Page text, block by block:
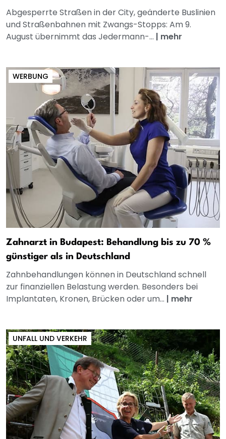
Abgesperrte Straßen in der City, geänderte Buslinien
und Straßenbahnen mit Zwangs-Stopps: Am 9.
August übernimmt das Jedermann-... | mehr
WERBUNG
Zahnarzt in Budapest: Behandlung bis zu 70 %
günstiger als in Deutschland
Zahnbehandlungen können in Deutschland schnell
zur finanziellen Belastung werden. Besonders bei
Implantaten, Kronen, Brücken oder um... | mehr
UNFALL UND VERKEHR